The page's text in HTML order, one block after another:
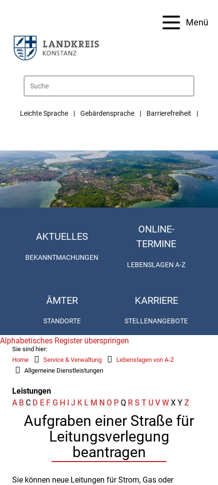
Menü
Leichte Sprache Gebärdensprache Barrierefreiheit
AKTUELLES
BEKANNTMACHUNGEN
ONLINE-
TERMINE
LEBENSLAGEN A-Z
ÄMTER
STANDORTE
KARRIERE
STELLENANGEBOTE
Sie sind hier:
Home
Service & Verwaltung
Lebenslagen von A-Z
Allgemeine Dienstleistungen
Leistungen
Alphabetisches Register überspringen
A B C D E F G H I J K L M N O P Q R S T U V W X Y Z
Aufgraben einer Straße für
Leitungsverlegung
beantragen
Sie können neue Leitungen für Strom, Gas oder